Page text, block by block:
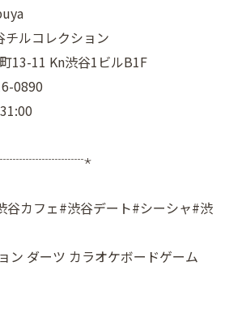
ルコレクション
13-11 Kn渋谷1ビルB1F
0890
谷カフェ#渋谷デート#シーシャ#渋
ン ダーツ カラオケボードゲーム